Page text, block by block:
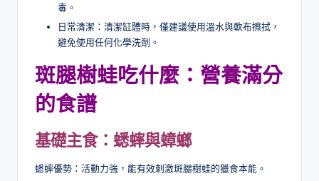
毒。
日常清潔：清潔缸體時，僅建議使用溫水與軟布擦拭，
避免使用任何化學洗劑。
斑腿樹蛙吃什麼：營養滿分
的食譜
基礎主食：蟋蟀與蟑螂
蟋蟀優勢：活動力強，能有效刺激斑腿樹蛙的獵食本能。